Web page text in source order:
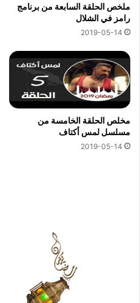
ملخص الحلقة السابعة من برنامج
رامز في الشلال
2019-05-14
مخلص الحلقة الخامسة من
مسلسل لمس أكتاف
2019-05-14